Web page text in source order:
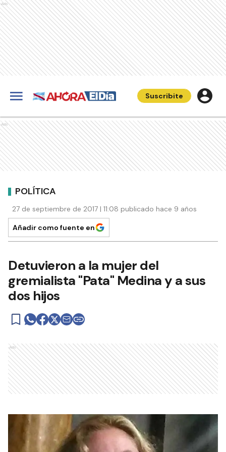
Ads
Suscribite
Ads
POLÍTICA
27 de septiembre de 2017 | 11:08 publicado hace 9 años
Añadir como fuente en
Detuvieron a la mujer del
gremialista "Pata" Medina y a sus
dos hijos
Ads